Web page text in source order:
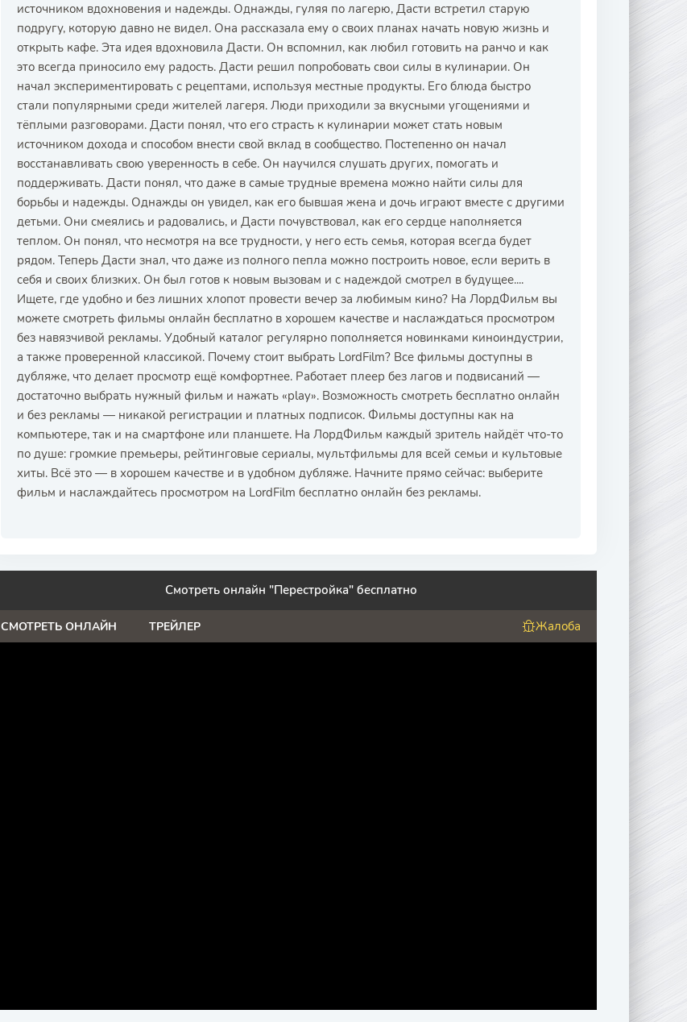
источником вдохновения и надежды. Однажды, гуляя по лагерю, Дасти встретил старую
подругу, которую давно не видел. Она рассказала ему о своих планах начать новую жизнь и
открыть кафе. Эта идея вдохновила Дасти. Он вспомнил, как любил готовить на ранчо и как
это всегда приносило ему радость. Дасти решил попробовать свои силы в кулинарии. Он
начал экспериментировать с рецептами, используя местные продукты. Его блюда быстро
стали популярными среди жителей лагеря. Люди приходили за вкусными угощениями и
тёплыми разговорами. Дасти понял, что его страсть к кулинарии может стать новым
источником дохода и способом внести свой вклад в сообщество. Постепенно он начал
восстанавливать свою уверенность в себе. Он научился слушать других, помогать и
поддерживать. Дасти понял, что даже в самые трудные времена можно найти силы для
борьбы и надежды. Однажды он увидел, как его бывшая жена и дочь играют вместе с другими
детьми. Они смеялись и радовались, и Дасти почувствовал, как его сердце наполняется
теплом. Он понял, что несмотря на все трудности, у него есть семья, которая всегда будет
рядом. Теперь Дасти знал, что даже из полного пепла можно построить новое, если верить в
себя и своих близких. Он был готов к новым вызовам и с надеждой смотрел в будущее....
Ищете, где удобно и без лишних хлопот провести вечер за любимым кино? На ЛордФильм вы
можете смотреть фильмы онлайн бесплатно в хорошем качестве и наслаждаться просмотром
без навязчивой рекламы. Удобный каталог регулярно пополняется новинками киноиндустрии,
а также проверенной классикой. Почему стоит выбрать LordFilm? Все фильмы доступны в
дубляже, что делает просмотр ещё комфортнее. Работает плеер без лагов и подвисаний —
достаточно выбрать нужный фильм и нажать «play». Возможность смотреть бесплатно онлайн
и без рекламы — никакой регистрации и платных подписок. Фильмы доступны как на
компьютере, так и на смартфоне или планшете. На ЛордФильм каждый зритель найдёт что-то
по душе: громкие премьеры, рейтинговые сериалы, мультфильмы для всей семьи и культовые
хиты. Всё это — в хорошем качестве и в удобном дубляже. Начните прямо сейчас: выберите
фильм и наслаждайтесь просмотром на LordFilm бесплатно онлайн без рекламы.
Смотреть онлайн "Перестройка" бесплатно
СМОТРЕТЬ ОНЛАЙН ТРЕЙЛЕР Жалоба